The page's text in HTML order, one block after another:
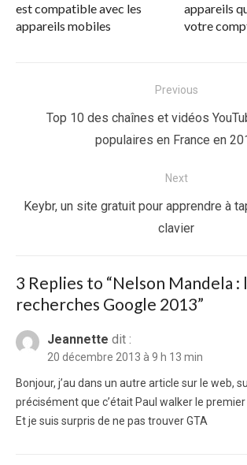
est compatible avec les
appareils mobiles
appareils
votre
Previous
Previous
Top 10 des chaînes et vidéos
populaires en France en
Next
Next
Keybr, un site gratuit pour apprendre à
clavier
3 Replies to “Nelson Mandela :
recherches Google 2013”
Jeannette dit :
20 décembre 2013 à 9 h 13 min
Bonjour, j’au dans un autre article sur le web,
précisément que c’était Paul walker le premier
Et je suis surpris de ne pas trouver GTA